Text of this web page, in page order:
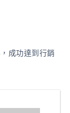
成功達到行銷